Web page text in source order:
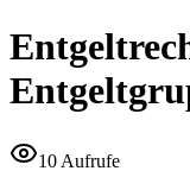
10 Aufrufe